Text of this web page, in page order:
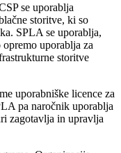
se uporablja
storitve, ki so
SPLA se uporablja,
uporablja za
storitve
uporabniške licence za
pa naročnik uporablja
zagotavlja in upravlja